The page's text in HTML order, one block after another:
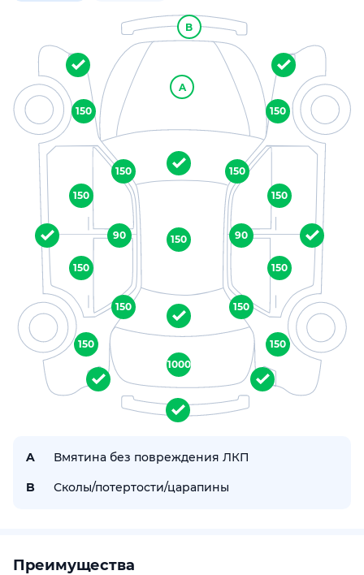
B
A
150
1000
150
150
150
90
150
150
150
150
150
150
90
150
150
150
A Вмятина без повреждения ЛКП
B Сколы/потертости/царапины
Преимущества